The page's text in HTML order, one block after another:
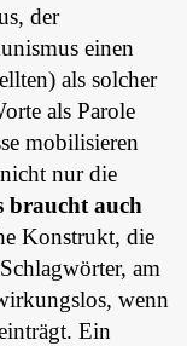
der
einen
als solcher
als Parole
mobilisieren
nur die
braucht auch
Konstrukt, die
am
wenn
Ein